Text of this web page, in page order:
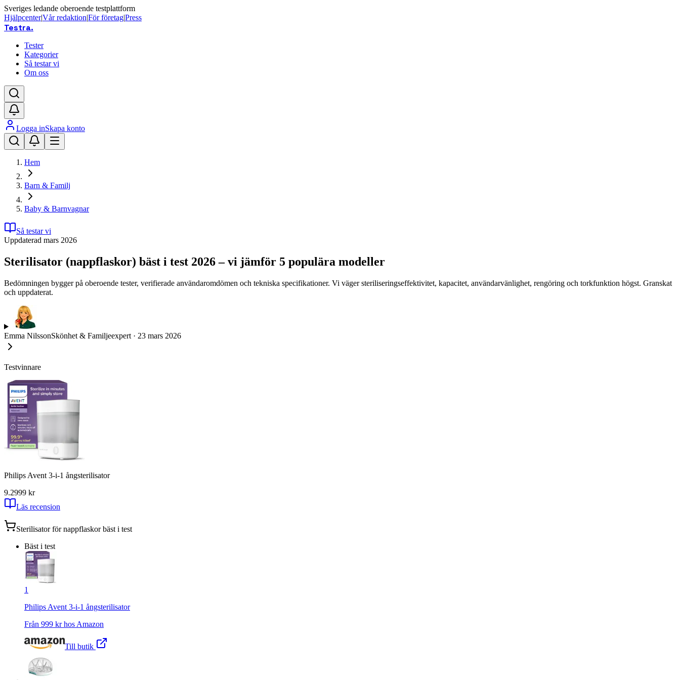
Sveriges ledande oberoende testplattform
Hjälpcenter|Vår redaktion|För företag|Press
Testra.
Tester
Kategorier
Så testar vi
Om oss
Logga inSkapa konto
Hem
Barn & Familj
Baby & Barnvagnar
Så testar vi
Uppdaterad mars 2026
Sterilisator (nappflaskor) bäst i test 2026 – vi jämför 5 populära modeller
Bedömningen bygger på oberoende tester, verifierade användaromdömen och tekniska specifikationer. Vi väger steriliseringseffektivitet, kapacitet, användarvänlighet, rengöring och torkfunktion högst. Granskat
och uppdaterat.
Emma NilssonSkönhet & Familjeexpert · 23 mars 2026
Testvinnare
Philips Avent 3-i-1 ångsterilisator
9.2999 kr
Läs recension
Sterilisator för nappflaskorbäst i test
Bäst i test
1
Philips Avent 3-i-1 ångsterilisator
Från 999 kr hos Amazon
Till butik